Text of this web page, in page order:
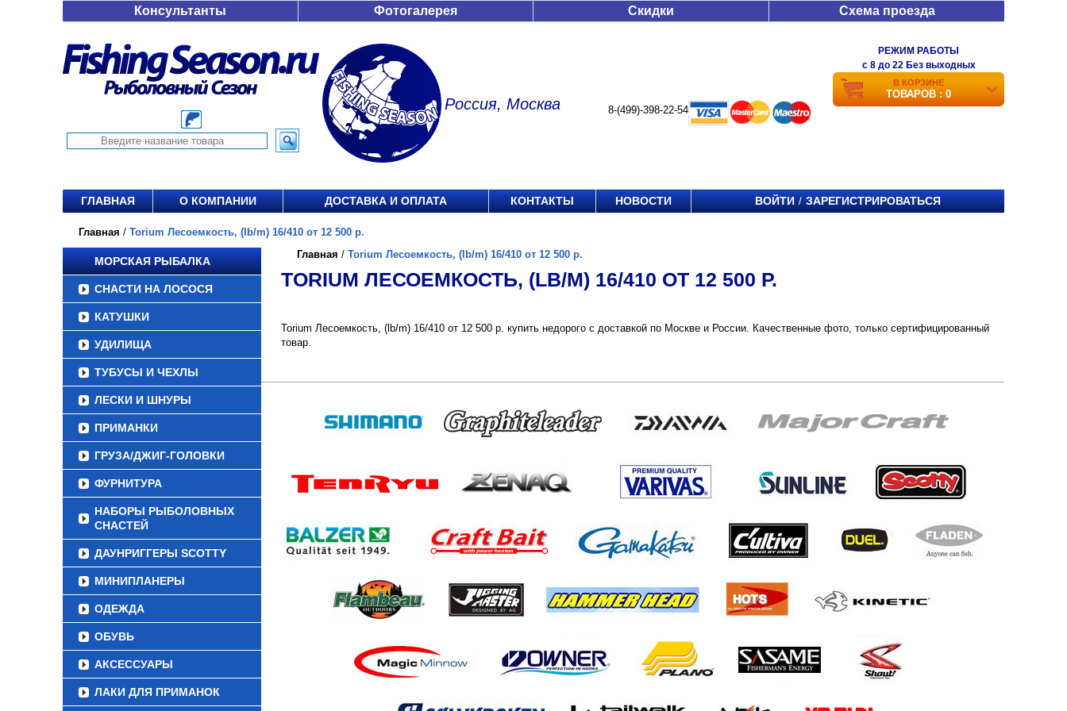
Консультанты Фотогалерея Скидки Схема проезда
Россия, Москва 8-(499)-398-22-54
РЕЖИМ РАБОТЫ
c 8 до 22 Без выходных
В КОРЗИНЕ
ТОВАРОВ : 0
ГЛАВНАЯ О КОМПАНИИ ДОСТАВКА И ОПЛАТА КОНТАКТЫ НОВОСТИ ВОЙТИ / ЗАРЕГИСТРИРОВАТЬСЯ
Главная / Torium Лесоемкость, (lb/m) 16/410 от 12 500 р.
МОРСКАЯ РЫБАЛКА
СНАСТИ НА ЛОСОСЯ
КАТУШКИ
УДИЛИЩА
ТУБУСЫ И ЧЕХЛЫ
ЛЕСКИ И ШНУРЫ
ПРИМАНКИ
ГРУЗА/ДЖИГ-ГОЛОВКИ
ФУРНИТУРА
НАБОРЫ РЫБОЛОВНЫХ
СНАСТЕЙ
ДАУНРИГГЕРЫ SCOTTY
МИНИПЛАНЕРЫ
ОДЕЖДА
ОБУВЬ
АКСЕССУАРЫ
ЛАКИ ДЛЯ ПРИМАНОК
Главная / Torium Лесоемкость, (lb/m) 16/410 от 12 500 р.
TORIUM ЛЕСОЕМКОСТЬ, (LB/M) 16/410 ОТ 12 500 Р.
Torium Лесоемкость, (lb/m) 16/410 от 12 500 р. купить недорого с доставкой по Москве и России. Качественные фото, только сертифицированный
товар.